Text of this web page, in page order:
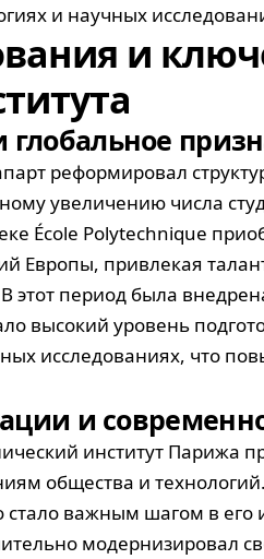
и научных
и
глобальное
реформировал
увеличению числа
École Polytechnique
Европы, привлекая
этот период была
высокий уровень
исследованиях, что
и
институт Парижа
общества и технологий.
важным шагом в его
модернизировал